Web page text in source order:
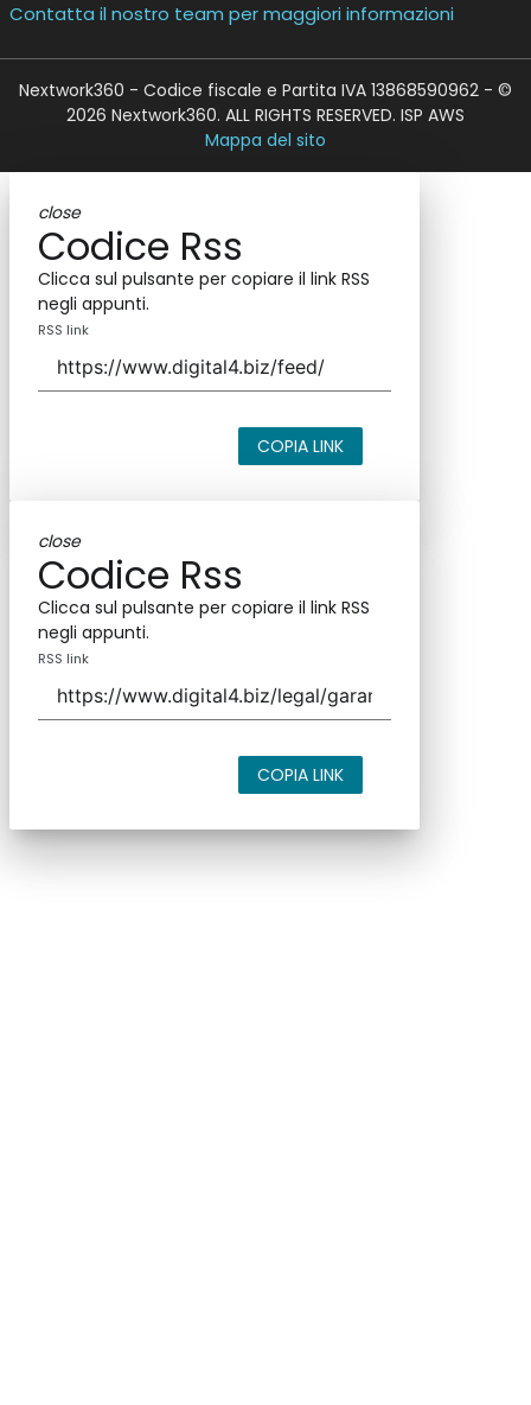
Contatta il nostro team per maggiori informazioni
Nextwork360 - Codice fiscale e Partita IVA 13868590962 - ©
2026 Nextwork360. ALL RIGHTS RESERVED. ISP AWS
Mappa del sito
close
Codice Rss
Clicca sul pulsante per copiare il link RSS
negli appunti.
RSS link
COPIA LINK
close
Codice Rss
Clicca sul pulsante per copiare il link RSS
negli appunti.
RSS link
COPIA LINK